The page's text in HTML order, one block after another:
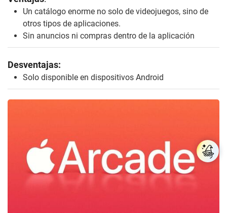
Apple Arcade